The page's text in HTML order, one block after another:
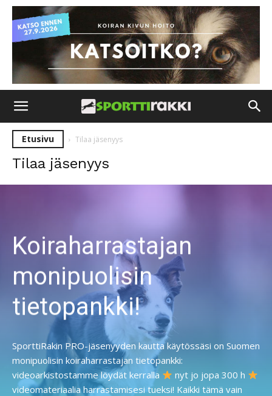
Etusivu Tilaa jäsenyys
Tilaa jäsenyys
Koiraharrastajan
monipuolisin
tietopankki!
SporttiRakin PRO-jäsenyyden kautta käytössäsi on Suomen
monipuolisin koiraharrastajan tietopankki:
videoarkistostamme löydät kerralla
nyt jo jopa 300 h
videomateriaalia harrastamisesi tueksi! Kaikki tämä vain